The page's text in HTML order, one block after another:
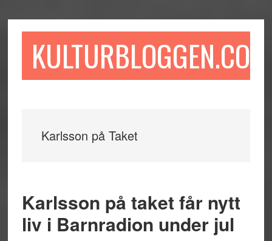
till
till
sidofältet
till
KULTURBLOGGEN.COM
Karlsson på Taket
Karlsson på taket får nytt
liv i Barnradion under jul